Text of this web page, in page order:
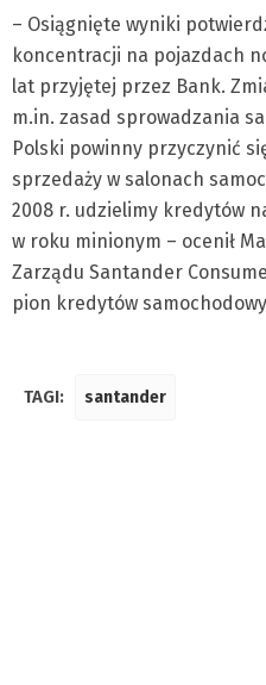
– Osiągnięte wyniki
koncentracji na pojazdach
lat przyjętej przez Bank.
m.in. zasad sprowadzania
Polski powinny przyczynić
sprzedaży w salonach
2008 r. udzielimy kredytów
w roku minionym – ocenił
Zarządu Santander
pion kredytów
TAGI: santander